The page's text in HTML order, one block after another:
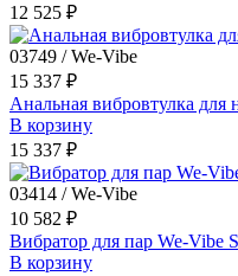
12 525 ₽
03749 / We-Vibe
15 337 ₽
Анальная вибровтулка
В корзину
15 337 ₽
03414 / We-Vibe
10 582 ₽
Вибратор для пар We-Vibe
В корзину